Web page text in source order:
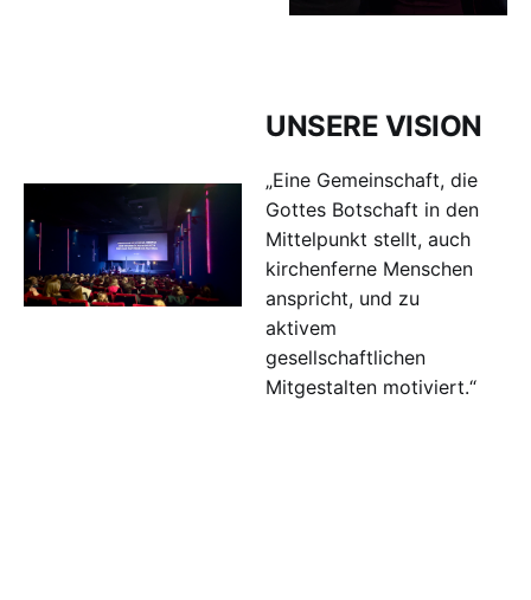
UNSERE VISION
„Eine Gemeinschaft, die
Gottes Botschaft in den
Mittelpunkt stellt, auch
kirchenferne Menschen
anspricht, und zu
aktivem
gesellschaftlichen
Mitgestalten motiviert.“